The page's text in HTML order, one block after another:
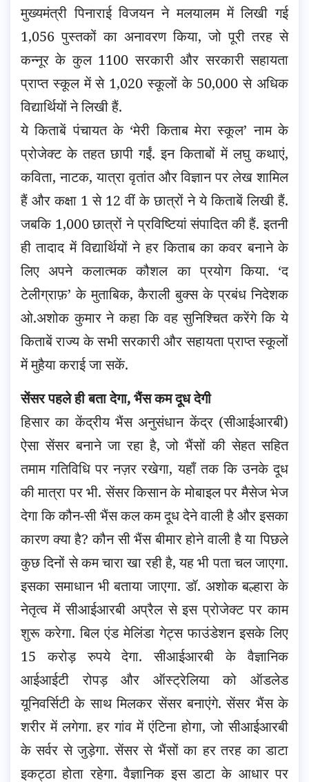
मुख्यमंत्री पिनाराई विजयन ने मलयालम में लिखी गई
1,056 पुस्तकों का अनावरण किया, जो पूरी तरह से
कन्नूर के कुल 1100 सरकारी और सरकारी सहायता
प्राप्त स्कूल में से 1,020 स्कूलों के 50,000 से अधिक
विद्यार्थियों ने लिखी हैं.
ये किताबें पंचायत के ‘मेरी किताब मेरा स्कूल’ नाम के
प्रोजेक्ट के तहत छापी गईं. इन किताबों में लघु कथाएं,
कविता, नाटक, यात्रा वृतांत और विज्ञान पर लेख शामिल
हैं और कक्षा 1 से 12 वीं के छात्रों ने ये किताबें लिखी हैं.
जबकि 1,000 छात्रों ने प्रविष्टियां संपादित की हैं. इतनी
ही तादाद में विद्यार्थियों ने हर किताब का कवर बनाने के
लिए अपने कलात्मक कौशल का प्रयोग किया. ‘द
टेलीग्राफ़’ के मुताबिक, कैराली बुक्स के प्रबंध निदेशक
ओ.अशोक कुमार ने कहा कि वह सुनिश्चित करेंगे कि ये
किताबें राज्य के सभी सरकारी और सहायता प्राप्त स्कूलों
में मुहैया कराई जा सकें.
सेंसर पहले ही बता देगा, भैंस कम दूध देगी
हिसार का केंद्रीय भैंस अनुसंधान केंद्र (सीआईआरबी)
ऐसा सेंसर बनाने जा रहा है, जो भैंसों की सेहत सहित
तमाम गतिविधि पर नज़र रखेगा, यहाँ तक कि उनके दूध
की मात्रा पर भी. सेंसर किसान के मोबाइल पर मैसेज भेज
देगा कि कौन-सी भैंस कल कम दूध देने वाली है और इसका
कारण क्या है? कौन सी भैंस बीमार होने वाली है या पिछले
कुछ दिनों से कम चारा खा रही है, यह भी पता चल जाएगा.
इसका समाधान भी बताया जाएगा. डॉ. अशोक बल्हारा के
नेतृत्व में सीआईआरबी अप्रैल से इस प्रोजेक्ट पर काम
शुरू करेगा. बिल एंड मेलिंडा गेट्स फाउंडेशन इसके लिए
15 करोड़ रुपये देगा. सीआईआरबी के वैज्ञानिक
आईआईटी रोपड़ और ऑस्ट्रेलिया को ऑडलेड
यूनिवर्सिटी के साथ मिलकर सेंसर बनाएंगे. सेंसर भैंस के
शरीर में लगेगा. हर गांव में एंटिना होगा, जो सीआईआरबी
के सर्वर से जुड़ेगा. सेंसर से भैंसों का हर तरह का डाटा
इकट्ठा होता रहेगा. वैज्ञानिक इस डाटा के आधार पर